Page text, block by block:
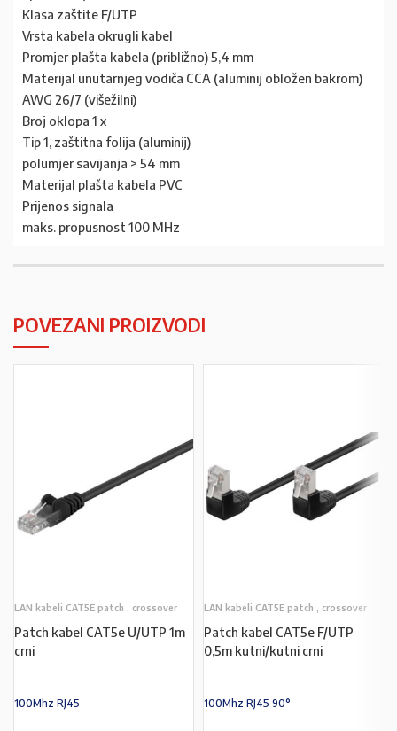
Klasa zaštite F/UTP
Vrsta kabela okrugli kabel
Promjer plašta kabela (približno) 5,4 mm
Materijal unutarnjeg vodiča CCA (aluminij obložen bakrom)
AWG 26/7 (višežilni)
Broj oklopa 1 x
Tip 1, zaštitna folija (aluminij)
polumjer savijanja > 54 mm
Materijal plašta kabela PVC
Prijenos signala
maks. propusnost 100 MHz
POVEZANI PROIZVODI
LAN kabeli CAT5E patch , crossover
Patch kabel CAT5e U/UTP 1m
crni
100Mhz RJ45
LAN kabeli CAT5E patch , crossover
Patch kabel CAT5e F/UTP
0,5m kutni/kutni crni
100Mhz RJ45 90°